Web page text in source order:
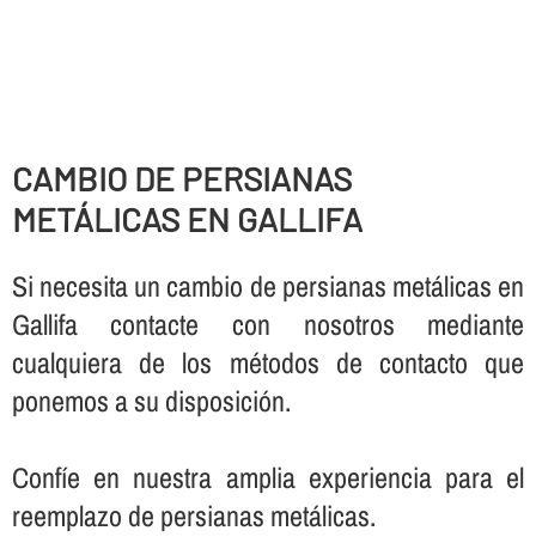
CAMBIO DE PERSIANAS
METÁLICAS EN GALLIFA
Si necesita un cambio de persianas metálicas en
Gallifa contacte con nosotros mediante
cualquiera de los métodos de contacto que
ponemos a su disposición.
Confí­e en nuestra amplia experiencia para el
reemplazo de persianas metálicas.